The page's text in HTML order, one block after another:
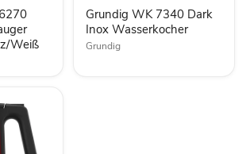
Weiß
Grundig WK 7340 Dark
Inox Wasserkocher
Grundig